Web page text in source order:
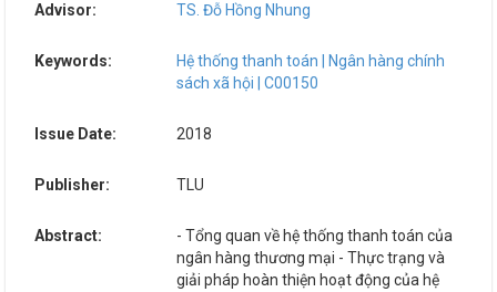
Advisor: TS. Đỗ Hồng Nhung
Keywords:
Hệ thống thanh toán | Ngân hàng chính
sách xã hội | C00150
Issue Date: 2018
Publisher: TLU
Abstract:
- Tổng quan về hệ thống thanh toán của
ngân hàng thương mại - Thực trạng và
giải pháp hoàn thiện hoạt động của hệ